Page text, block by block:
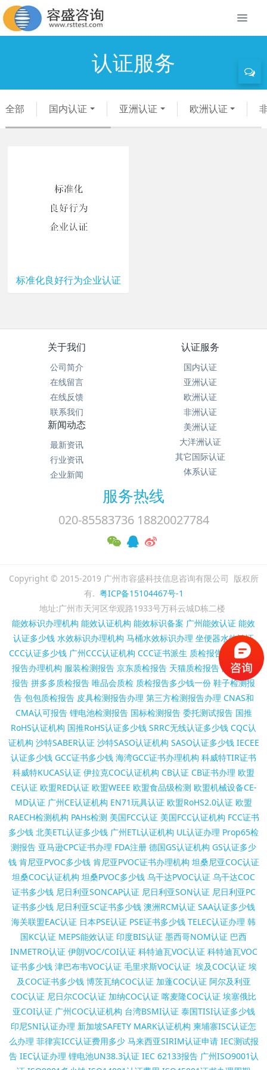
认证服务
全部 国内认证 亚洲认证 欧洲认证
标准化良好行为企业认证
关于我们
公司简介
在线留言
在线反馈
联系我们
认证服务
国内认证
亚洲认证
欧洲认证
非洲认证
美洲认证
大洋洲认证
其它国际认证
体系认证
新闻动态
最新资讯
行业资讯
企业新闻
服务热线
020-85583736 18820027784
Copyright © 2015-2019 广州市容盛科技信息咨询有限公司 版权所
有. 粤ICP备15104467号-1
地址:广州市天河区华观路1933号万科云城D栋二楼
能效标识办理机构 能效认证机构 能效标识备案 广州能效认证 能效
认证多少钱 水效标识办理机构 马桶水效标识办理 坐便器水效认证
CCC认证多少钱 广州CCC认证机构 CCC证书派生 质检报告代办 质检
报告办理机构 服装检测报告 京东质检报告 天猫质检报告 淘宝质检
报告 拼多多质检报告 唯品会质检 质检报告多少钱一份 鞋子检测报
告 包包质检报告 皮具检测报告办理 第三方检测报告办理 CNAS和
CMA认可报告 锂电池检测报告 国标检测报告 委托测试报告 国推
RoHS认证机构 国推RoHS认证多少钱 SRRC无线认证多少钱 CQC认
证机构 沙特SABER认证 沙特SASO认证机构 SASO认证多少钱 IECEE
认证多少钱 GCC证书多少钱 海湾GCC证书办理机构 科威特TIR证书
科威特KUCAS认证 伊拉克COC认证机构 CB认证 CB证书办理 欧盟
CE认证 欧盟RED认证 欧盟WEEE 欧盟食品级检测 欧盟机械设备CE-
MD认证 广州CE认证机构 EN71玩具认证 欧盟RoHS2.0认证 欧盟
RAECH检测机构 PAHs检测 美国FCC认证 美国FCC认证机构 FCC证书
多少钱 北美ETL认证多少钱 广州ETL认证机构 UL认证办理 Prop65检
测报告 亚马逊CPC证书办理 FDA注册 德国GS认证机构 GS认证多少
钱 肯尼亚PVOC多少钱 肯尼亚PVOC证书办理机构 坦桑尼亚COC认证
坦桑COC认证机构 坦桑PVOC多少钱 乌干达PVOC认证 乌干达COC
证书多少钱 尼日利亚SONCAP认证 尼日利亚SON认证 尼日利亚PC
证书多少钱 尼日利亚SC证书多少钱 澳洲RCM认证 SAA认证多少钱
海关联盟EAC认证 日本PSE认证 PSE证书多少钱 TELEC认证办理 韩
国KC认证 MEPS能效认证 印度BIS认证 墨西哥NOM认证 巴西
INMETRO认证 伊朗VOC/COI认证 科特迪瓦VOC认证 科特迪瓦VOC
证书多少钱 津巴布韦VOC认证 毛里求斯VOC认证 埃及COC认证 埃
及COC证书多少钱 博茨瓦纳COC认证 加蓬COC认证 阿尔及利亚
COC认证 尼日尔COC认证 加纳COC认证 喀麦隆COC认证 埃塞俄比
亚COI认证 广州COC认证机构 台湾BSMI认证 泰国TISI认证多少钱
印尼SNI认证办理 新加坡SAFETY MARK认证机构 柬埔寨ISC认证怎
么办理 菲律宾ICC认证费用多少 马来西亚SIRIM认证申请 IEC测试报
告 IEC认证办理 锂电池UN38.3认证 IEC 62133报告 广州ISO9001认